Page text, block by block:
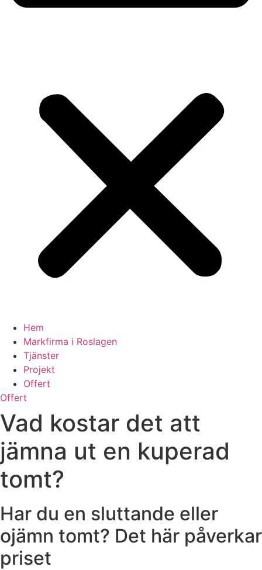
Hem
Markfirma i Roslagen
Tjänster
Projekt
Offert
Offert
Vad kostar det att
jämna ut en kuperad
tomt?
Har du en sluttande eller
ojämn tomt? Det här påverkar
priset